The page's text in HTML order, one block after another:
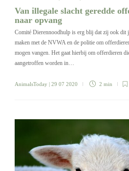
Van illegale slacht geredde
naar opvang
Comité Dierennoodhulp is erg blij dat zij ook dit
maken met de NVWA en de politie om
mogen vangen. Het gaat hierbij om offerdieren
aangetroffen worden in…
AnimalsToday | 29 07 2020 2 min